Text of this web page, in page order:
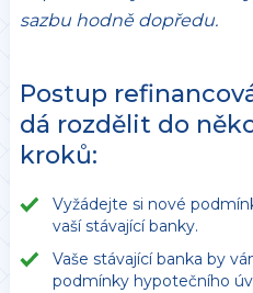
sazbu hodně dopředu.
Postup
dá rozdělit do
kroků:
Vyžádejte si nové
vaší stávající banky.
Vaše stávající banka by
podmínky hypotečního